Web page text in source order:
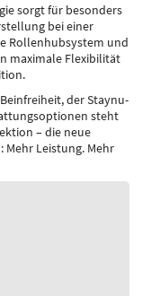
sorgt für besonders
bei einer
Rollenhubsystem und
maximale Flexibilität
der Staynu-
steht
– die neue
Leistung. Mehr